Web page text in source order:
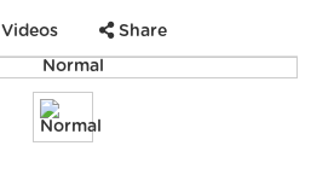
Videos Share